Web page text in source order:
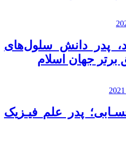
پدر دانش سلول‌های
برتر جهان اسلام
پدر علم فیـزیک